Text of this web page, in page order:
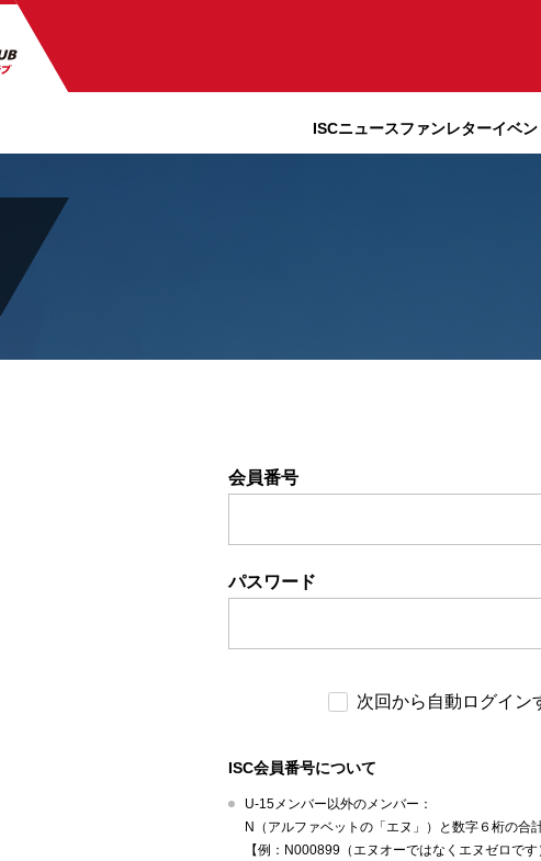
ISCニュースファンレターイベン
会員番号
パスワード
次回から自動ログイン
ISC会員番号について
U-15メンバー以外のメンバー：
N（アルファベットの「エヌ」）と数字６桁の合
【例：N000899（エヌオーではなくエヌゼロです